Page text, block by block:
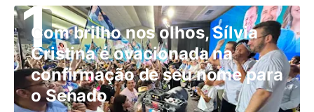
Com brilho nos olhos, Sílvia
Cristina é ovacionada na
confirmação de seu nome para
o Senado